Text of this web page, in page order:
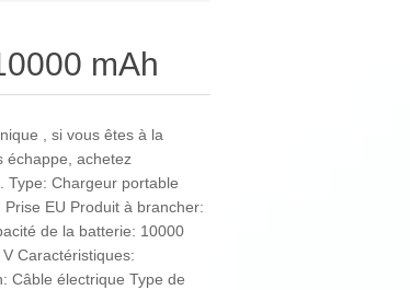
mAh
, si vous êtes à la
échappe, achetez
Type: Chargeur portable
EU Produit à brancher:
de la batterie: 10000
Caractéristiques:
Câble électrique Type de